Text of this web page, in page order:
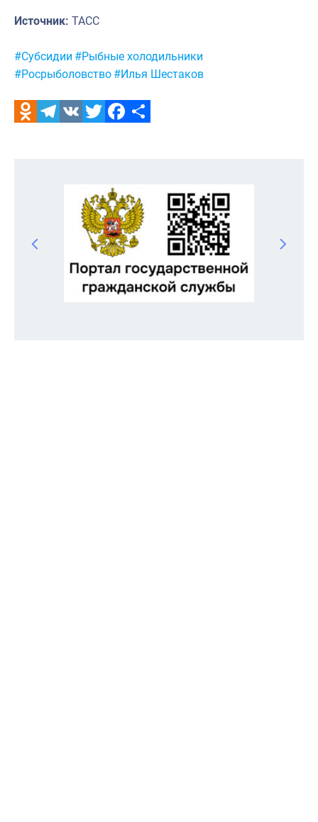
Источник: ТАСС
Метки:
#Субсидии #Рыбные холодильники
#Росрыболовство #Илья Шестаков